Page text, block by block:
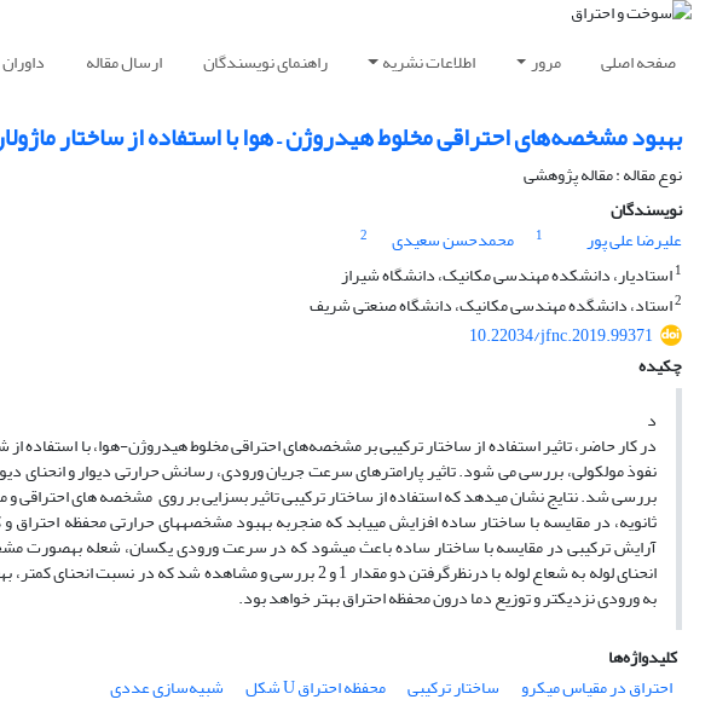
صفحه اصلی مرور اطلاعات نشریه راهنمای نویسندگان ارسال مقاله داوران
بهبود مشخصه‌های احتراقی مخلوط هیدروژن – هوا با استفاده از ساختار
نوع مقاله : مقاله پژوهشی
نویسندگان
علیرضا علی پور
1 محمدحسن سعیدی
2
1استادیار، دانشکده مهندسی مکانیک، دانشگاه شیراز
2استاد، دانشگده مهندسی مکانیک، دانشگاه صنعتی شریف
10.22034/jfnc.2019.99371
چکیده
د
در کار حاضر، تاثیر استفاده از ساختار ترکیبی بر مشخصه‌های احتراقی مخلوط هیدروژن-هوا، با
نفوذ مولکولی، بررسی می ­شود. تاثیر پارامترهای سرعت جریان ورودی، رسانش حرارتی دیوار و انحنای
بررسی شد. نتایج نشان می­دهد که استفاده از ساختار ترکیبی تاثیر بسزایی بر روی مشخصه­ های احتراقی
ثانویه، در مقایسه با ساختار ساده افزایش می­یابد که منجربه بهبود مشخصه­های حرارتی محفظه
آرایش ترکیبی در مقایسه با ساختار ساده باعث می­شود که در سرعت ورودی یکسان، شعله به­صورت
انحنای لوله به شعاع لوله با درنظرگرفتن دو مقدار 1 و 2 بررسی و
به ورودی نزدیک­تر و توزیع دما درون محفظه احتراق بهتر خواهد بود.
کلیدواژه‌ها
احتراق در مقیاس میکرو
ساختار ترکیبی محفظه احتراق U شکل شبیه‌سازی عددی